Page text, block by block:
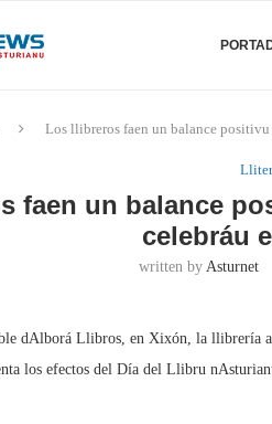
Los llibreros faen un balance
faen un balance
celebráu
written by Asturnet
dAlborá Llibros, en Xixón, la llibrería
los efectos del Día del Llibru